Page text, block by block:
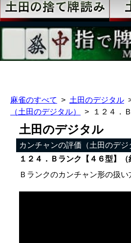
麻雀のすべて 土田のデジタル
（土田のデジタル）
１２４．
土田のデジタル
カンチャンの評価（土田のデジ
１２４．Ｂランク【４６型】（
Ｂランクのカンチャン形の扱い